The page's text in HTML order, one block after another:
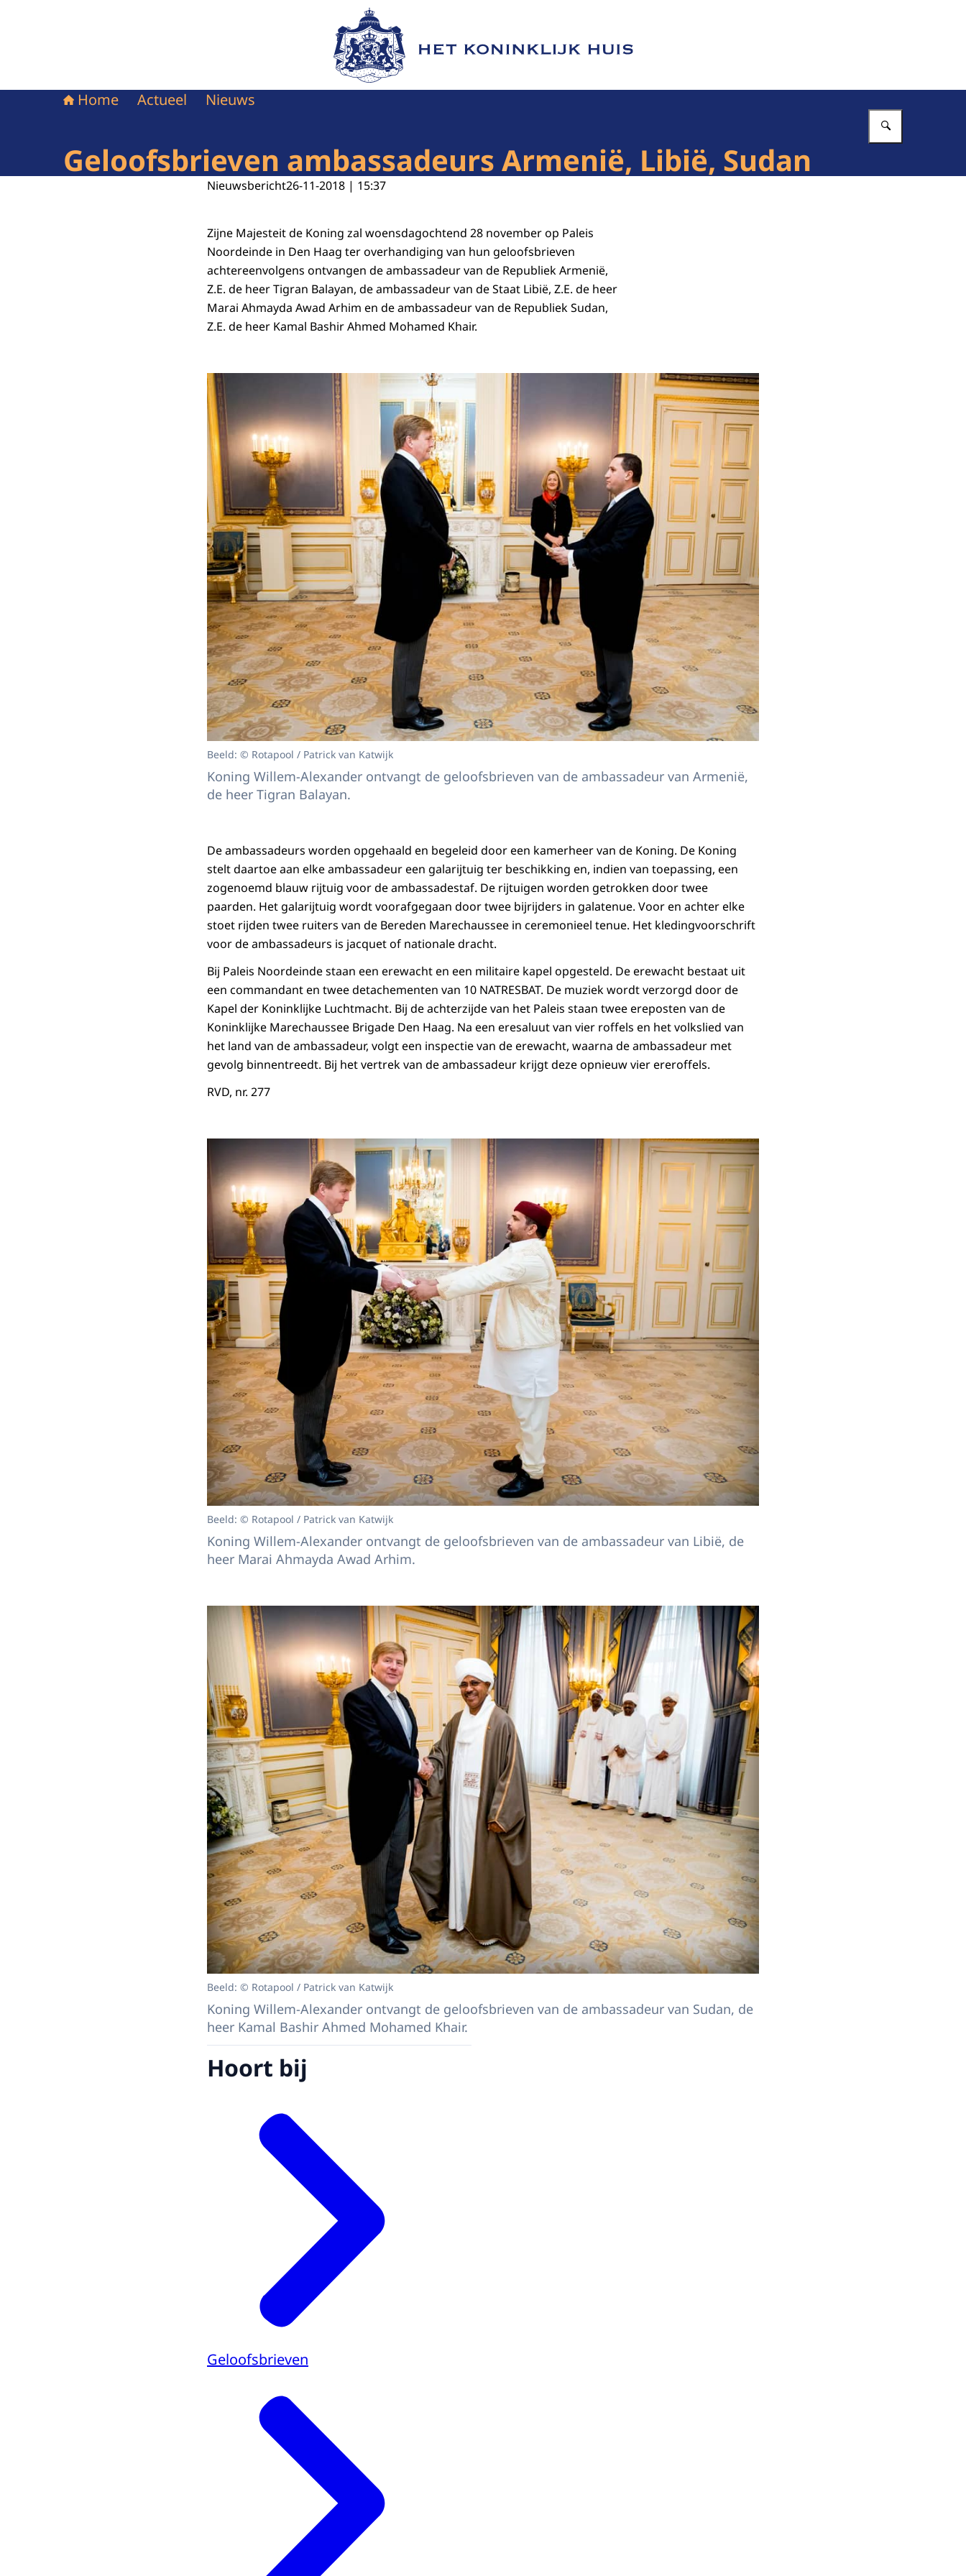
Naar de homepage van Het Koninklijk Huis
Home Actueel Nieuws
Geloofsbrieven ambassadeurs Armenië, Libië, Sudan
Nieuwsbericht26-11-2018 | 15:37
Zijne Majesteit de Koning zal woensdagochtend 28 november op Paleis
Noordeinde in Den Haag ter overhandiging van hun geloofsbrieven
achtereenvolgens ontvangen de ambassadeur van de Republiek Armenië,
Z.E. de heer Tigran Balayan, de ambassadeur van de Staat Libië, Z.E. de heer
Marai Ahmayda Awad Arhim en de ambassadeur van de Republiek Sudan,
Z.E. de heer Kamal Bashir Ahmed Mohamed Khair.
Beeld: © Rotapool / Patrick van Katwijk
Koning Willem-Alexander ontvangt de geloofsbrieven van de ambassadeur van Armenië,
de heer Tigran Balayan.
De ambassadeurs worden opgehaald en begeleid door een kamerheer van de Koning. De Koning
stelt daartoe aan elke ambassadeur een galarijtuig ter beschikking en, indien van toepassing, een
zogenoemd blauw rijtuig voor de ambassadestaf. De rijtuigen worden getrokken door twee
paarden. Het galarijtuig wordt voorafgegaan door twee bijrijders in galatenue. Voor en achter elke
stoet rijden twee ruiters van de Bereden Marechaussee in ceremonieel tenue. Het kledingvoorschrift
voor de ambassadeurs is jacquet of nationale dracht.
Bij Paleis Noordeinde staan een erewacht en een militaire kapel opgesteld. De erewacht bestaat uit
een commandant en twee detachementen van 10 NATRESBAT. De muziek wordt verzorgd door de
Kapel der Koninklijke Luchtmacht. Bij de achterzijde van het Paleis staan twee ereposten van de
Koninklijke Marechaussee Brigade Den Haag. Na een eresaluut van vier roffels en het volkslied van
het land van de ambassadeur, volgt een inspectie van de erewacht, waarna de ambassadeur met
gevolg binnentreedt. Bij het vertrek van de ambassadeur krijgt deze opnieuw vier ereroffels.
RVD, nr. 277
Beeld: © Rotapool / Patrick van Katwijk
Koning Willem-Alexander ontvangt de geloofsbrieven van de ambassadeur van Libië, de
heer Marai Ahmayda Awad Arhim.
Beeld: © Rotapool / Patrick van Katwijk
Koning Willem-Alexander ontvangt de geloofsbrieven van de ambassadeur van Sudan, de
heer Kamal Bashir Ahmed Mohamed Khair.
Hoort bij
Geloofsbrieven